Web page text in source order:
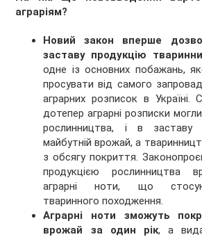
аграріям?
Новий закон вперше
заставу продукцію
одне із основних побажань,
просувати від самого
аграрних розписок в
дотепер аграрні розписки
рослинництва, і в заставу
майбутній врожай, а
з обсягу покриття.
продукцією рослинництва
аграрні ноти, що
тваринного походження.
Аграрні ноти зможуть
врожай за один рік, а